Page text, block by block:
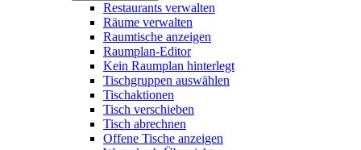
Restaurants verwalten
Räume verwalten
Raumtische anzeigen
Raumplan-Editor
Kein Raumplan hinterlegt
Tischgruppen auswählen
Tischaktionen
Tisch verschieben
Tisch abrechnen
Offene Tische anzeigen